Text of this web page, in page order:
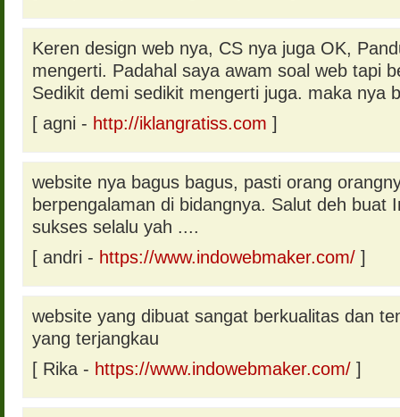
Keren design web nya, CS nya juga OK,
mengerti. Padahal saya awam soal web tapi
Sedikit demi sedikit mengerti juga. maka nya
[ agni - http://iklangratiss.com ]
website nya bagus bagus, pasti orang
berpengalaman di bidangnya. Salut deh buat
sukses selalu yah ....
[ andri - https://www.indowebmaker.com/]
website yang dibuat sangat berkualitas dan
yang terjangkau
[ Rika - https://www.indowebmaker.com/]